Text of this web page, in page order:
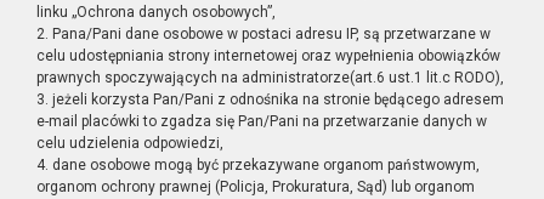
linku „Ochrona danych osobowych”,
2. Pana/Pani dane osobowe w postaci adresu IP, są przetwarzane w
celu udostępniania strony internetowej oraz wypełnienia obowiązków
prawnych spoczywających na administratorze(art.6 ust.1 lit.c RODO),
3. jeżeli korzysta Pan/Pani z odnośnika na stronie będącego adresem
e-mail placówki to zgadza się Pan/Pani na przetwarzanie danych w
celu udzielenia odpowiedzi,
4. dane osobowe mogą być przekazywane organom państwowym,
organom ochrony prawnej (Policja, Prokuratura, Sąd) lub organom